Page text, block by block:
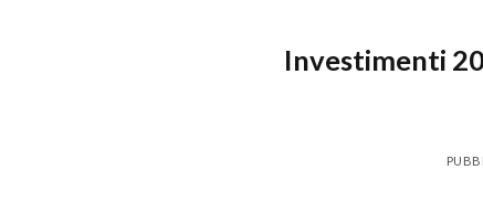
Investimenti